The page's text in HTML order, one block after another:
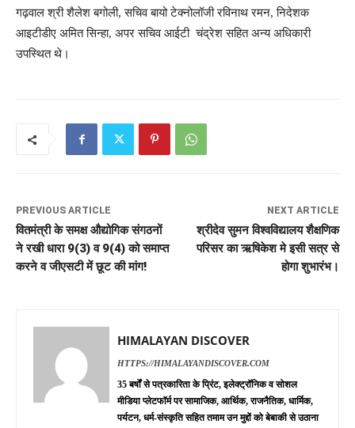
गढ़वाल श्री शैलेश बगोली, सचिव बायो टेक्नोलॉजी रविनाथ रमन, निदेशक
आइटीडीए अमित सिन्हा, अपर सचिव आईटी चंद्रेश सहित अन्य अधिकारी
उपस्थित थे।
PREVIOUS ARTICLE
वितमंत्री के समक्ष औद्योगिक संगठनों
ने रखी धारा 9(3) व 9(4) को समाप्त
करने व जीएसटी में छूट की मांग!
NEXT ARTICLE
श्रीदेव सुमन विश्वविद्यालय शैक्षणिक
परिसर का ऋषिकेश मे इसी सत्र से
होगा शुभारंभ।
HIMALAYAN DISCOVER
HTTPS://HIMALAYANDISCOVER.COM
35 बर्षों से पत्रकारिता के प्रिंट, इलेक्ट्रॉनिक व सोशल
मीडिया प्लेटफॉर्म पर सामाजिक, आर्थिक, राजनैतिक, धार्मिक,
पर्यटन, धर्म-संस्कृति सहित तमाम उन मुद्दों को बेबाकी से उठाना